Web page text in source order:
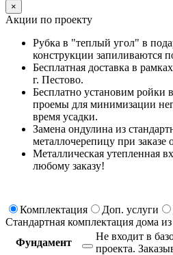
×
Акции по проекту
Рубка в "теплый угол" в
конструкции запиливаются
Бесплатная доставка в
г. Пестово.
Бесплатно установим ройки
проемы для минимизации
время усадки.
Замена ондулина из
металлочерепицу при заказе
Металлическая утепленная
любому заказу!
Комплектация Доп. услуги
Стандартная комплектация дома
Фундамент
Не входит в
проекта.